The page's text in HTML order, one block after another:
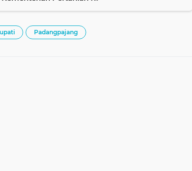
Padangpajang